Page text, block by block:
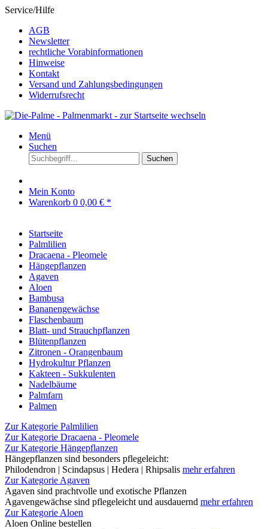
Service/Hilfe
AGB
Newsletter
rechtliche Vorabinformationen
Hinweise
Kontakt
Versand und Zahlungsbedingungen
Widerrufsrecht
Menü
Suchen
Suchen
Mein Konto
Warenkorb 0 0,00 € *
Startseite
Palmlilien
Dracaena - Pleomele
Hängepflanzen
Agaven
Aloen
Bambusa
Bananengewächse
Flaschenbaum
Blatt- und Strauchpflanzen
Blütenpflanzen
Zitronen - Orangenbaum
Hydrokultur Pflanzen
Kakteen - Sukkulenten
Nadelbäume
Palmfarn
Palmen
Zur Kategorie Palmlilien
Zur Kategorie Dracaena - Pleomele
Zur Kategorie Hängepflanzen
Hängepflanzen sind besonders pflegeleicht:
Philodendron | Scindapsus | Hedera | Rhipsalis mehr erfahren
Zur Kategorie Agaven
Agaven sind prachtvolle und exotische Pflanzen
Agavengewächse sind pflegeleicht und ausdauernd mehr erfahren
Zur Kategorie Aloen
Aloen Online bestellen